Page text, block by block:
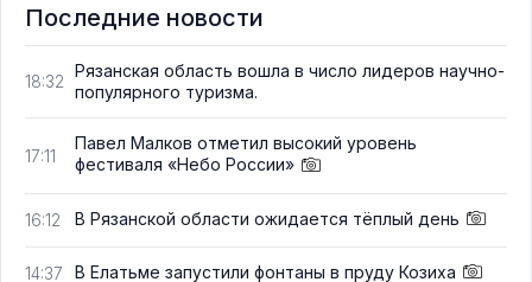
Последние новости
18:32
Рязанская область вошла в число лидеров научно-
популярного туризма.
17:11
Павел Малков отметил высокий уровень
фестиваля «Небо России»
16:12 В Рязанской области ожидается тёплый день
14:37 В Елатьме запустили фонтаны в пруду Козиха